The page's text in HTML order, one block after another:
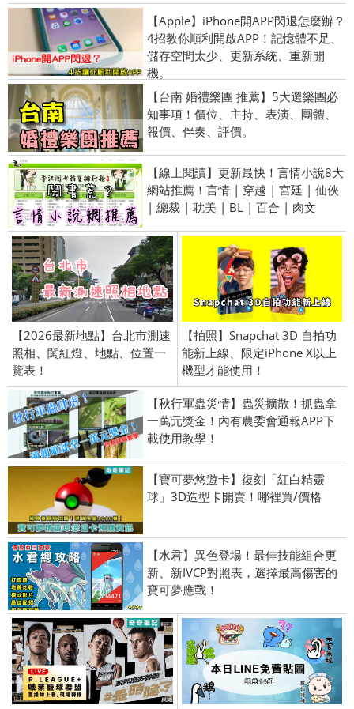
【Apple】iPhone開APP閃退怎麼辦？
4招教你順利開啟APP！記憶體不足、
儲存空間太少、更新系統、重新開
機。
【台南 婚禮樂團 推薦】5大選樂團必
知事項！價位、主持、表演、團體、
報價、伴奏、評價。
【線上閱讀】更新最快！言情小說8大
網站推薦！言情 | 穿越 | 宮廷 | 仙俠
| 總裁 | 耽美 | BL | 百合 | 肉文
【2026最新地點】台北市測速
照相、闖紅燈、地點、位置一
覽表！
【拍照】Snapchat 3D 自拍功
能新上線、限定iPhone X以上
機型才能使用！
【秋行軍蟲災情】蟲災擴散！抓蟲拿
一萬元獎金！內有農委會通報APP下
載使用教學！
【寶可夢悠遊卡】復刻「紅白精靈
球」3D造型卡開賣！哪裡買/價格
【水君】異色登場！最佳技能組合更
新、新IVCP對照表，選擇最高傷害的
寶可夢應戰！